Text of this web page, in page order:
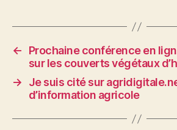
←
Prochaine conférence en
sur les couverts végétaux
→
Je suis cité sur
d’information agricole